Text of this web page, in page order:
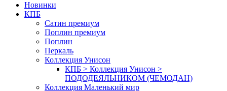
Новинки
КПБ
Сатин премиум
Поплин премиум
Поплин
Перкаль
Коллекция Унисон
КПБ > Коллекция Унисон >
ПОДОДЕЯЛЬНИКОМ (ЧЕМОДАН)
Коллекция Маленький мир